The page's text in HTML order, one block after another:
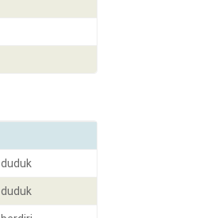
duduk
duduk